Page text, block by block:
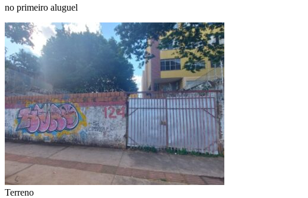
no primeiro aluguel
Terreno